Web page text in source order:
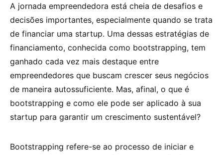
A jornada empreendedora está cheia de desafios e
decisões importantes, especialmente quando se trata
de financiar uma startup. Uma dessas estratégias de
financiamento, conhecida como bootstrapping, tem
ganhado cada vez mais destaque entre
empreendedores que buscam crescer seus negócios
de maneira autossuficiente. Mas, afinal, o que é
bootstrapping e como ele pode ser aplicado à sua
startup para garantir um crescimento sustentável?
Bootstrapping refere-se ao processo de iniciar e